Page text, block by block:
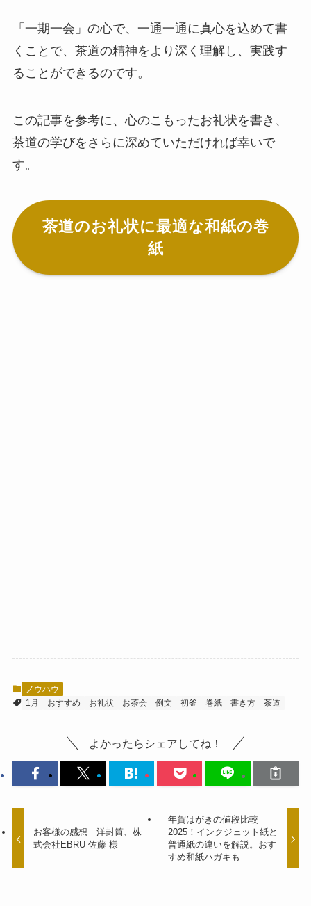
「一期一会」の心で、一通一通に真心を込めて書
くことで、茶道の精神をより深く理解し、実践す
ることができるのです。
この記事を参考に、心のこもったお礼状を書き、
茶道の学びをさらに深めていただければ幸いで
す。
茶道のお礼状に最適な和紙の巻
紙
ノウハウ
1月
おすすめ お礼状 お茶会 例文 初釜 巻紙 書き方 茶道
よかったらシェアしてね！
お客様の感想｜洋封筒、株
式会社EBRU 佐藤 様
年賀はがきの値段比較
2025！インクジェット紙と
普通紙の違いを解説。おす
すめ和紙ハガキも